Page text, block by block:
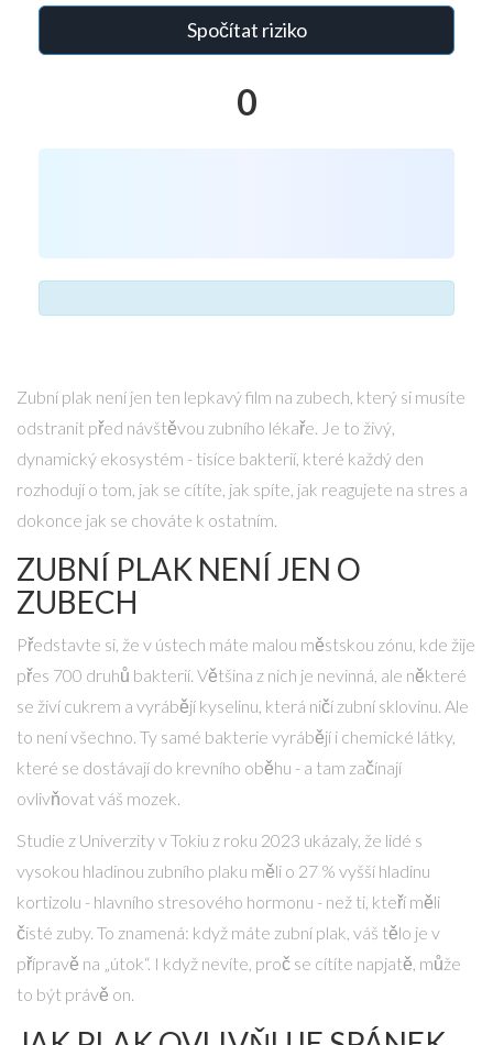
Spočítat riziko
0
Zubní plak není jen ten lepkavý film na zubech, který si musíte
odstranit před návštěvou zubního lékaře. Je to živý,
dynamický ekosystém - tisíce bakterií, které každý den
rozhodují o tom, jak se cítíte, jak spíte, jak reagujete na stres a
dokonce jak se chováte k ostatním.
ZUBNÍ PLAK NENÍ JEN O
ZUBECH
Představte si, že v ústech máte malou městskou zónu, kde žije
přes 700 druhů bakterií. Většina z nich je nevinná, ale některé
se živí cukrem a vyrábějí kyselinu, která ničí zubní sklovinu. Ale
to není všechno. Ty samé bakterie vyrábějí i chemické látky,
které se dostávají do krevního oběhu - a tam začínají
ovlivňovat váš mozek.
Studie z Univerzity v Tokiu z roku 2023 ukázaly, že lidé s
vysokou hladinou zubního plaku měli o 27 % vyšší hladinu
kortizolu - hlavního stresového hormonu - než ti, kteří měli
čisté zuby. To znamená: když máte zubní plak, váš tělo je v
přípravě na „útok“. I když nevíte, proč se cítíte napjatě, může
to být právě on.